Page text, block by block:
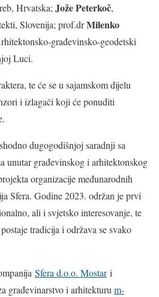
Hrvatska;Jože Peterkoč,
Slovenija; prof.drMilenko
građevinsko-geodetski
Luci.
te će se u sajamskom dijelu
i izlagači koji će ponuditi
dugogodišnjoj saradnji sa
unutar građevinskog i arhitektonskog
organizacije međunarodnih
Sfera. Godine 2023. održan je prvi
ali i svjetsko interesovanje, te
tradicija i održava se svako
Sfera d.o.o. Mostari
građevinarstvo i arhitekturum-